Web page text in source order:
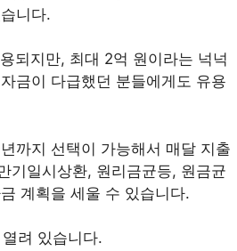
니다.
되지만, 최대 2억 원이라는 넉넉
금이 다급했던 분들에게도 유용
까지 선택이 가능해서 매달 지출
기일시상환, 원리금균등, 원금균
계획을 세울 수 있습니다.
려 있습니다.